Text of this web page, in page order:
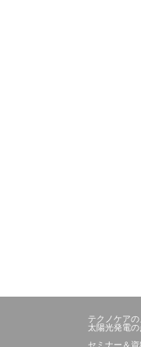
テクノケア
太陽光発電
セミナー＆